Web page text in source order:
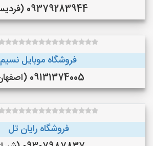
09379283944 (فردیس)
فروشگاه موبایل نسیم
09131374005 (اصفهان)
فروشگاه رایان تل